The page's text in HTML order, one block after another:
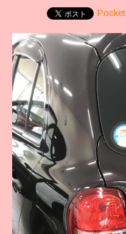
Pocket